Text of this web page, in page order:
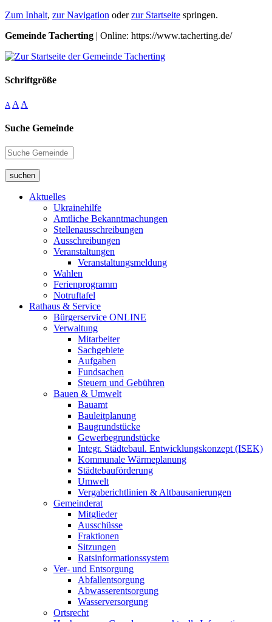
Zum Inhalt, zur Navigation oderzur Startseite springen.
Gemeinde Tacherting | Online: https://www.tacherting.de/
Schriftgröße
A A A
Suche Gemeinde
suchen
Aktuelles
Ukrainehilfe
Amtliche Bekanntmachungen
Stellenausschreibungen
Ausschreibungen
Veranstaltungen
Veranstaltungsmeldung
Wahlen
Ferienprogramm
Notruftafel
Rathaus & Service
Bürgerservice ONLINE
Verwaltung
Mitarbeiter
Sachgebiete
Aufgaben
Fundsachen
Steuern und Gebühren
Bauen & Umwelt
Bauamt
Bauleitplanung
Baugrundstücke
Gewerbegrundstücke
Integr. Städtebaul. Entwicklungskonzept (ISEK)
Kommunale Wärmeplanung
Städtebauförderung
Umwelt
Vergaberichtlinien & Altbausanierungen
Gemeinderat
Mitglieder
Ausschüsse
Fraktionen
Sitzungen
Ratsinformationssystem
Ver- und Entsorgung
Abfallentsorgung
Abwasserentsorgung
Wasserversorgung
Ortsrecht